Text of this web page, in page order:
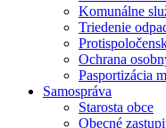
Komunálne
Triedenie
Ochrana
Pasportizácia
Samospráva
Starosta obce
Obecné